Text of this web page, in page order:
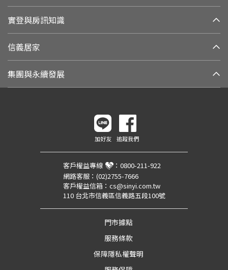
實登與房訊知識
信義居家
集團與永續發展
加好友 追蹤我們
客戶權益專線 ： 0800-211-922
網路客服： (02)2755-7666
客戶權益信箱： cs@sinyi.com.tw
110 台北市信義區信義路五段100號
門市據點
服務條款
保障隱私權聲明